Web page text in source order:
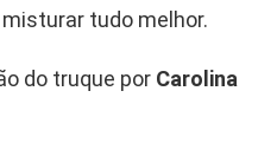
tudo melhor.
do truque por Carolina